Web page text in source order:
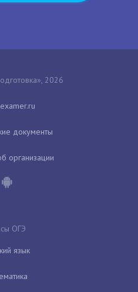
2026
документы
организации
ОГЭ
язык